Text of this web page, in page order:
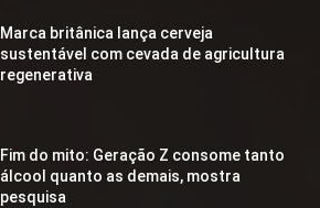
Marca britânica lança cerveja
sustentável com cevada de agricultura
regenerativa
Fim do mito: Geração Z consome tanto
álcool quanto as demais, mostra
pesquisa